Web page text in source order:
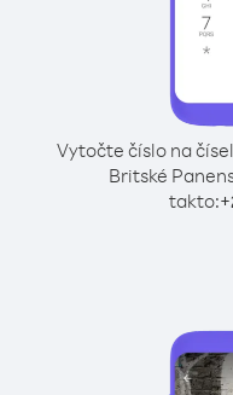
Vytočte číslo na
Britské
takto:+